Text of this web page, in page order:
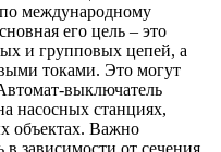
международному
его цель – это
и групповых цепей, а
токами. Это могут
выключатель
насосных станциях,
объектах. Важно